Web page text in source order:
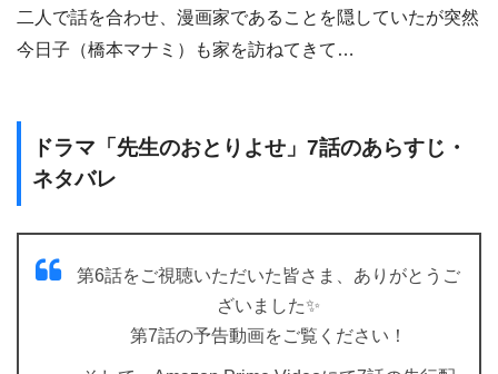
二人で話を合わせ、漫画家であることを隠していたが突然
今日子（橋本マナミ）も家を訪ねてきて…
ドラマ「先生のおとりよせ」7話のあらすじ・
ネタバレ
第6話をご視聴いただいた皆さま、ありがとうご
ざいました✨
第7話の予告動画をご覧ください！